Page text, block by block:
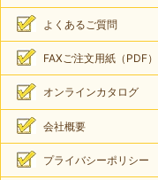
よくあるご質問
FAXご注文用紙（PDF）
オンラインカタログ
会社概要
プライバシーポリシー